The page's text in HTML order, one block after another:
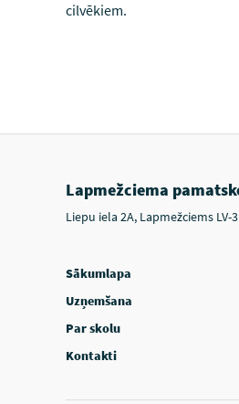
cilvēkiem.
Lapmežciema
Liepu iela 2A, Lapmežciems LV-
Sākumlapa
Uzņemšana
Par skolu
Kontakti